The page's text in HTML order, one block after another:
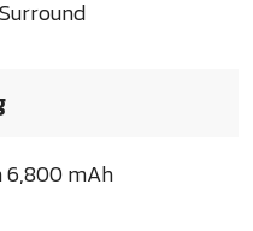
6,800 mAh